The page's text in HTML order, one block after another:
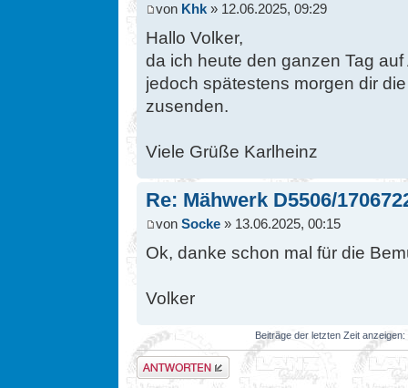
von Khk » 12.06.2025, 09:29
Hallo Volker,
da ich heute den ganzen Tag
jedoch spätestens morgen dir
zusenden.
Viele Grüße Karlheinz
Re: Mähwerk D5506/
von Socke » 13.06.2025, 00:15
Ok, danke schon mal für die
Volker
Beiträge der letzten Zeit anzeigen:
Antwort erstellen